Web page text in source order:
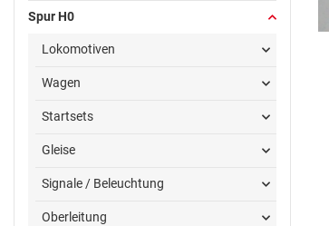
Spur H0
Lokomotiven
Wagen
Startsets
Gleise
Signale / Beleuchtung
Oberleitung